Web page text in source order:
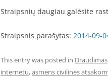
Straipsnių daugiau galėsite
Straipsnis parašytas: 2014-09-
This entry was posted in Draudimas
internetu,asmens civilinės